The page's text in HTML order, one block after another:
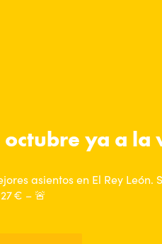
octubre ya a la
asientos en El Rey León.
€ – 🚨